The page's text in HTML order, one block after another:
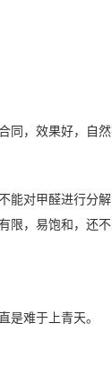
，效果好，自然
对甲醛进行分
，易饱和，还
是难于上青天。